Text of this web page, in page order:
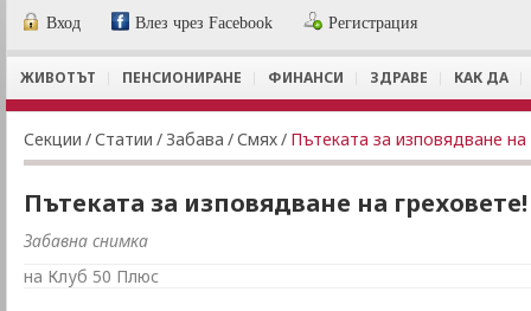
Вход Влез чрез Facebook Регистрация
ЖИВОТЪТ ПЕНСИОНИРАНЕ ФИНАНСИ ЗДРАВЕ КАК ДА
Секции /Статии / Забава /Смях/ Пътеката за изповядване на
Пътеката за изповядване на греховете!
Забавна снимка
на Клуб 50 Плюс